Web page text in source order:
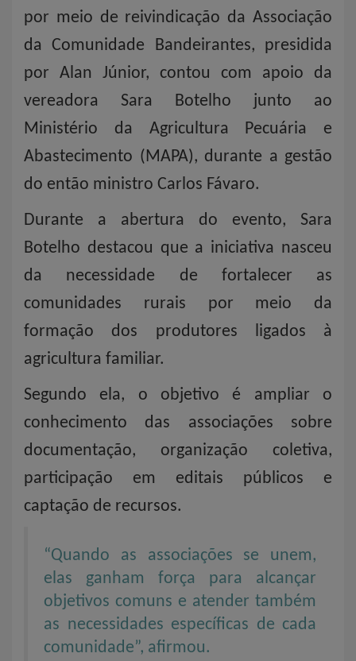
por meio de reivindicação da Associação
da Comunidade Bandeirantes, presidida
por Alan Júnior, contou com apoio da
vereadora Sara Botelho junto ao
Ministério da Agricultura Pecuária e
Abastecimento (MAPA), durante a gestão
do então ministro Carlos Fávaro.
Durante a abertura do evento, Sara
Botelho destacou que a iniciativa nasceu
da necessidade de fortalecer as
comunidades rurais por meio da
formação dos produtores ligados à
agricultura familiar.
Segundo ela, o objetivo é ampliar o
conhecimento das associações sobre
documentação, organização coletiva,
participação em editais públicos e
captação de recursos.
“Quando as associações se unem,
elas ganham força para alcançar
objetivos comuns e atender também
as necessidades específicas de cada
comunidade”, afirmou.